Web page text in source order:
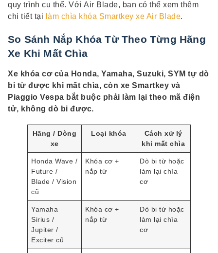
quy trình cụ thể. Với Air Blade, bạn có thể xem thêm
chi tiết tại làm chìa khóa Smartkey xe Air Blade.
So Sánh Nắp Khóa Từ Theo Từng Hãng
Xe Khi Mất Chìa
Xe khóa cơ của Honda, Yamaha, Suzuki, SYM tự dò
bi từ được khi mất chìa, còn xe Smartkey và
Piaggio Vespa bắt buộc phải làm lại theo mã điện
tử, không dò bi được.
Hãng / Dòng
xe
Loại khóa
Cách xử lý
khi mất chìa
Honda Wave /
Future /
Blade / Vision
cũ
Khóa cơ +
nắp từ
Dò bi từ hoặc
làm lại chìa
cơ
Yamaha
Sirius /
Jupiter /
Exciter cũ
Khóa cơ +
nắp từ
Dò bi từ hoặc
làm lại chìa
cơ